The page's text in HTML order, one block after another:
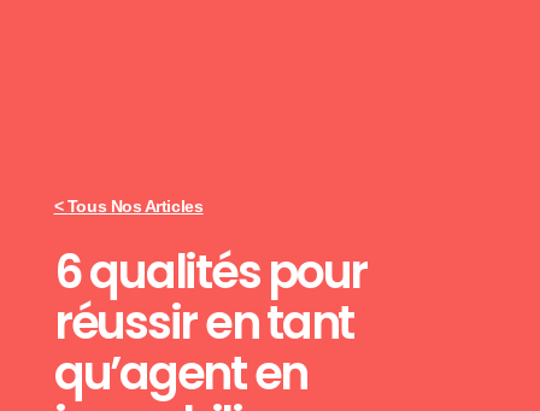
< Tous Nos Articles
6 qualités pour
réussir en tant
qu’agent en